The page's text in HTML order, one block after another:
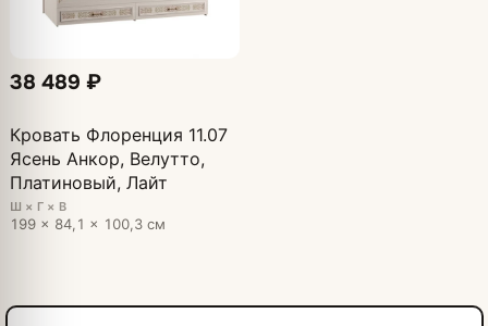
38 489 ₽
Кровать Флоренция 11.07
Ясень Анкор, Велутто,
Платиновый, Лайт
Ш × Г × В
199 × 84,1 × 100,3 см